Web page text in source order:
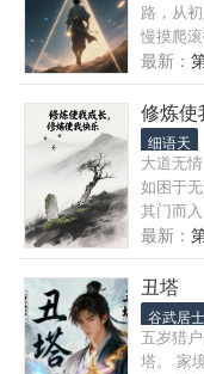
路，从
慢摸爬
走来见
暗也有
会更难
情发展
人没光
喜欢凡
力，且
最新：
修炼使
细语天
大道无
如困于
其门而
此物非
士，凝
仙的机
缘非福
最新：
丑塔
谷武居士
五岁猎
塔。 家